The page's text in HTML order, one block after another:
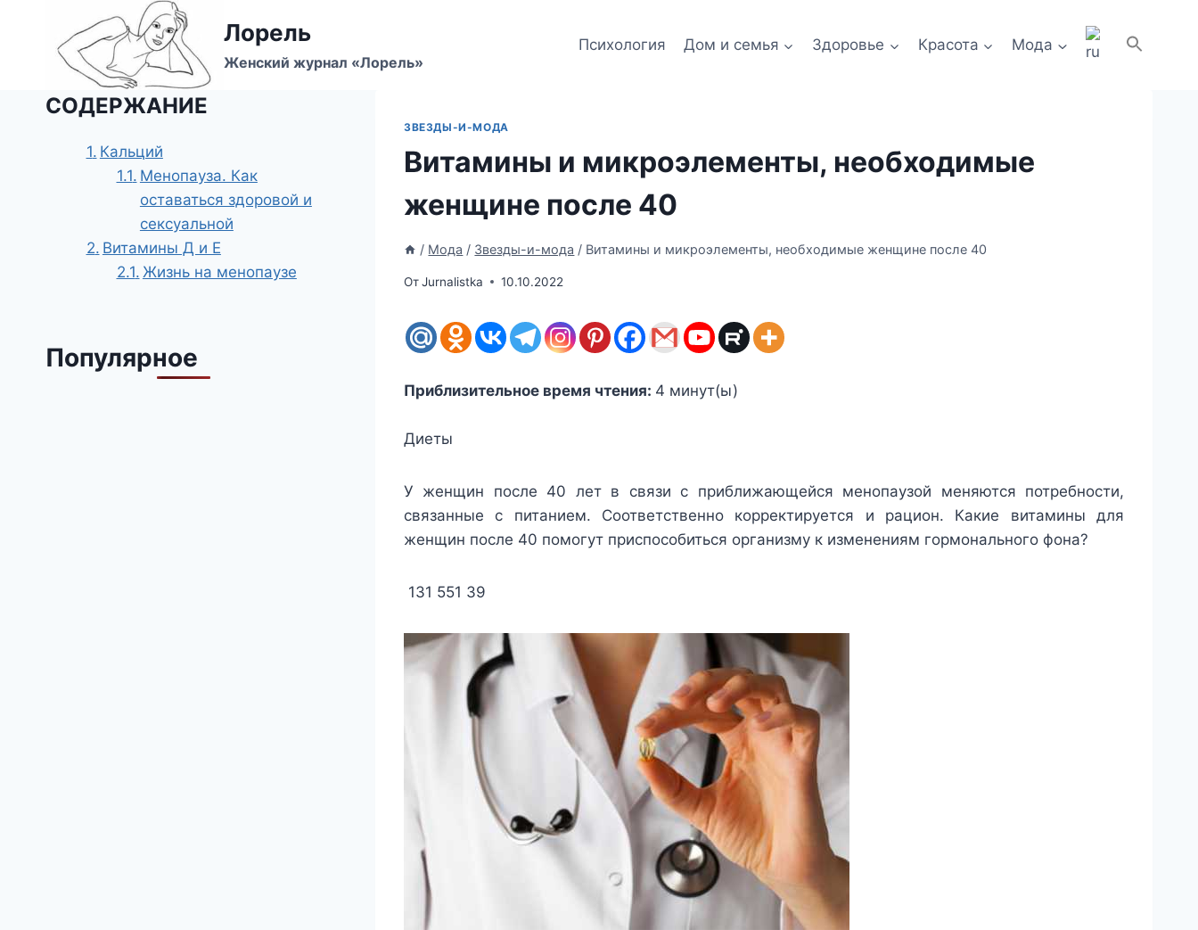
содержимому
Лорель
Женский журнал «Лорель»
Психология Дом и семья Здоровье Красота Мода
ЗВЕЗДЫ-И-МОДА
Витамины и микроэлементы, необходимые
женщине после 40
/ Мода / Звезды-и-мода / Витамины и микроэлементы, необходимые женщине после 40
ОтJurnalistka 10.10.2022
Приблизительное время чтения: 4 минут(ы)
Диеты
У женщин после 40 лет в связи с приближающейся менопаузой меняются потребности,
связанные с питанием. Соответственно корректируется и рацион. Какие витамины для
женщин после 40 помогут приспособиться организму к изменениям гормонального фона?
131 551 39
СОДЕРЖАНИЕ
Кальций
Менопауза. Как
оставаться здоровой и
сексуальной
Витамины Д и Е
Жизнь на менопаузе
Популярное